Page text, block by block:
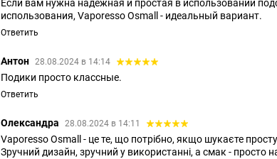
Если вам нужна надежная и простая в использовании
использования, Vaporesso Osmall - идеальный вариант.
Ответить
Антон 28.08.2024 в 14:14
Подики просто классные.
Ответить
Олександра 28.08.2024 в 14:11
Vaporesso Osmall - це те, що потрібно, якщо шукаєте
Зручний дизайн, зручний у використанні, а смак - просто